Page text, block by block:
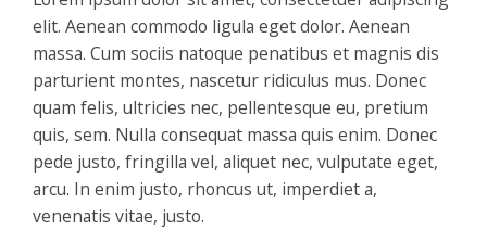
elit. Aenean commodo ligula eget dolor. Aenean
massa. Cum sociis natoque penatibus et magnis dis
parturient montes, nascetur ridiculus mus. Donec
quam felis, ultricies nec, pellentesque eu, pretium
quis, sem. Nulla consequat massa quis enim. Donec
pede justo, fringilla vel, aliquet nec, vulputate eget,
arcu. In enim justo, rhoncus ut, imperdiet a,
venenatis vitae, justo.